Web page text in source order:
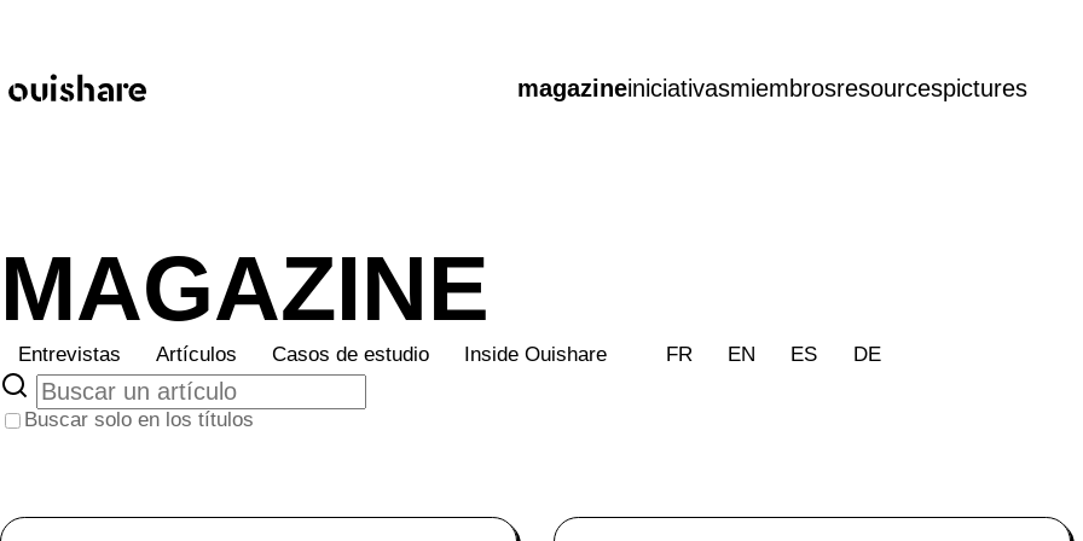
magazineiniciativasmiembrosresourcespictures
MAGAZINE
Entrevistas Artículos Casos de estudio Inside Ouishare FR EN ES DE
Buscar solo en los títulos